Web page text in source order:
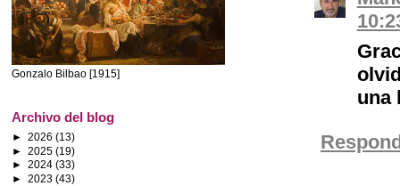
una
Gonzalo Bilbao [1915]
Archivo del blog
► 2026 (13)
► 2025 (19)
► 2024 (33)
► 2023 (43)